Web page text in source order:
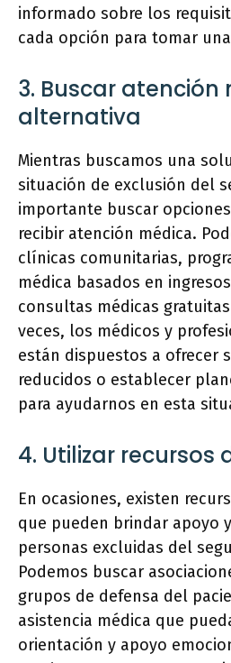
informado sobre los
cada opción para tomar
3. Buscar atención
alternativa
Mientras buscamos una
situación de exclusión del
importante buscar
recibir atención médica.
clínicas comunitarias,
médica basados en
consultas médicas
veces, los médicos y
están dispuestos a ofrecer
reducidos o establecer
para ayudarnos en esta
4. Utilizar recursos
En ocasiones, existen
que pueden brindar apoyo
personas excluidas del
Podemos buscar
grupos de defensa del
asistencia médica que
orientación y apoyo